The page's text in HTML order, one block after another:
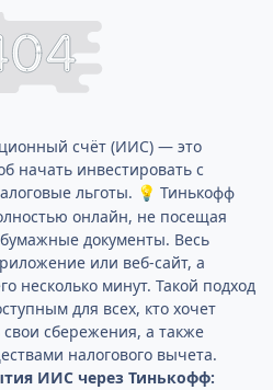
счёт (ИИС) — это
начать инвестировать с
льготы. 💡 Тинькофф
онлайн, не посещая
документы. Весь
или веб-сайт, а
несколько минут. Такой подход
для всех, кто хочет
сбережения, а также
налогового вычета.
ИИС через Тинькофф: